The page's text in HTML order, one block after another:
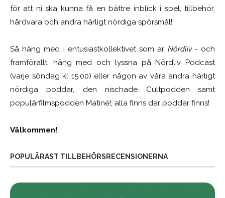
för att ni ska kunna få en bättre inblick i spel, tillbehör,
hårdvara och andra härligt nördiga spörsmål!
Så häng med i entusiastkollektivet som är Nördliv- och
framförallt, häng med och lyssna på Nördliv Podcast
(varje söndag kl 15.00) eller någon av våra andra härligt
nördiga poddar, den nischade Cultpodden samt
populärfilmspodden Matiné!; alla finns där poddar finns!
Välkommen!
POPULÄRAST TILLBEHÖRSRECENSIONERNA